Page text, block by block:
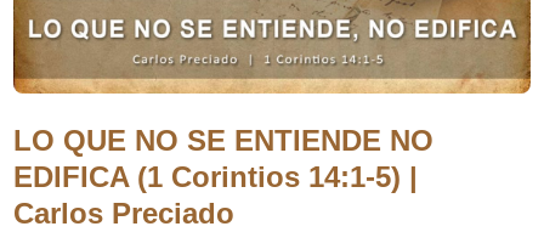
LO QUE NO SE ENTIENDE NO
EDIFICA (1 Corintios 14:1-5) |
Carlos Preciado